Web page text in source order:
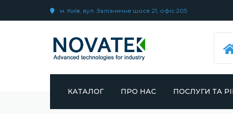
м. Київ, вул. Залізничне шосе 21, офіс 205
КАТАЛОГ ПРО НАС ПОСЛУГИ ТА